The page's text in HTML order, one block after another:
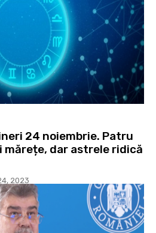
24 noiembrie. Patru
mărețe, dar astrele ridică
2023